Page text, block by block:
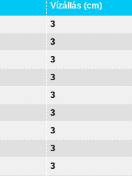
Vízállás (cm)
3
3
3
3
3
3
3
3
3